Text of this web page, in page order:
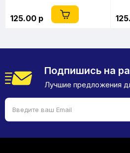
125.00 р
Подпишись на
Лучшие предложения